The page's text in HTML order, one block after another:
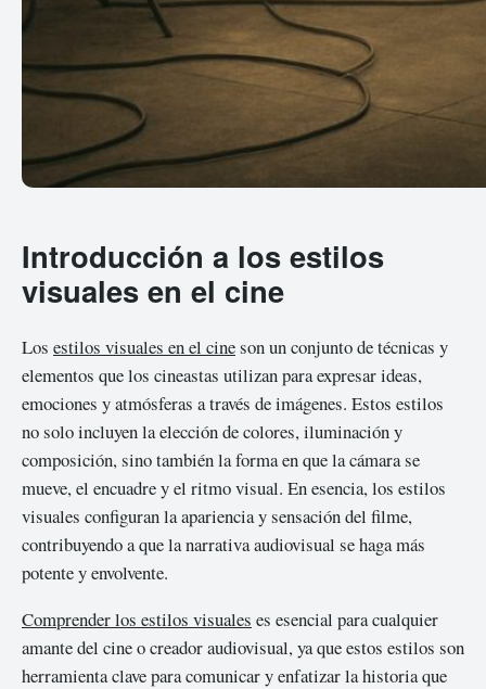
Introducción a los estilos
visuales en el cine
Los estilos visuales en el cineson un conjunto de técnicas y
elementos que los cineastas utilizan para expresar ideas,
emociones y atmósferas a través de imágenes. Estos estilos
no solo incluyen la elección de colores, iluminación y
composición, sino también la forma en que la cámara se
mueve, el encuadre y el ritmo visual. En esencia, los estilos
visuales configuran la apariencia y sensación del filme,
contribuyendo a que la narrativa audiovisual se haga más
potente y envolvente.
Comprender los estilos visuales es esencial para cualquier
amante del cine o creador audiovisual, ya que estos estilos son
herramienta clave para comunicar y enfatizar la historia que